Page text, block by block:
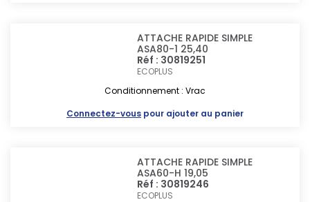
ATTACHE RAPIDE SIMPLE
ASA80-1 25,40
Réf : 30819251
ECOPLUS
Conditionnement : Vrac
Connectez-vous pour ajouter au panier
ATTACHE RAPIDE SIMPLE
ASA60-H 19,05
Réf : 30819246
ECOPLUS